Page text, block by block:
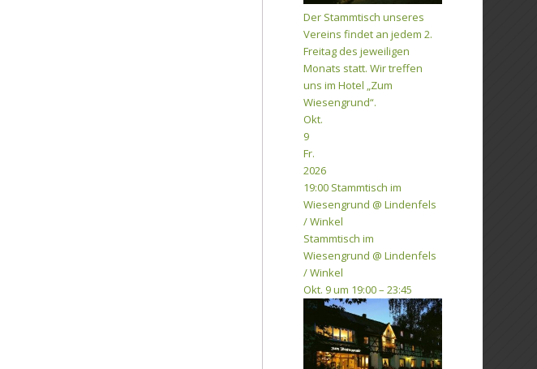
Der Stammtisch unseres
Vereins findet an jedem 2.
Freitag des jeweiligen
Monats statt. Wir treffen
uns im Hotel „Zum
Wiesengrund“.
Okt.
9
Fr.
2026
19:00 Stammtisch im
Wiesengrund @ Lindenfels
/ Winkel
Stammtisch im
Wiesengrund @ Lindenfels
/ Winkel
Okt. 9 um 19:00 – 23:45